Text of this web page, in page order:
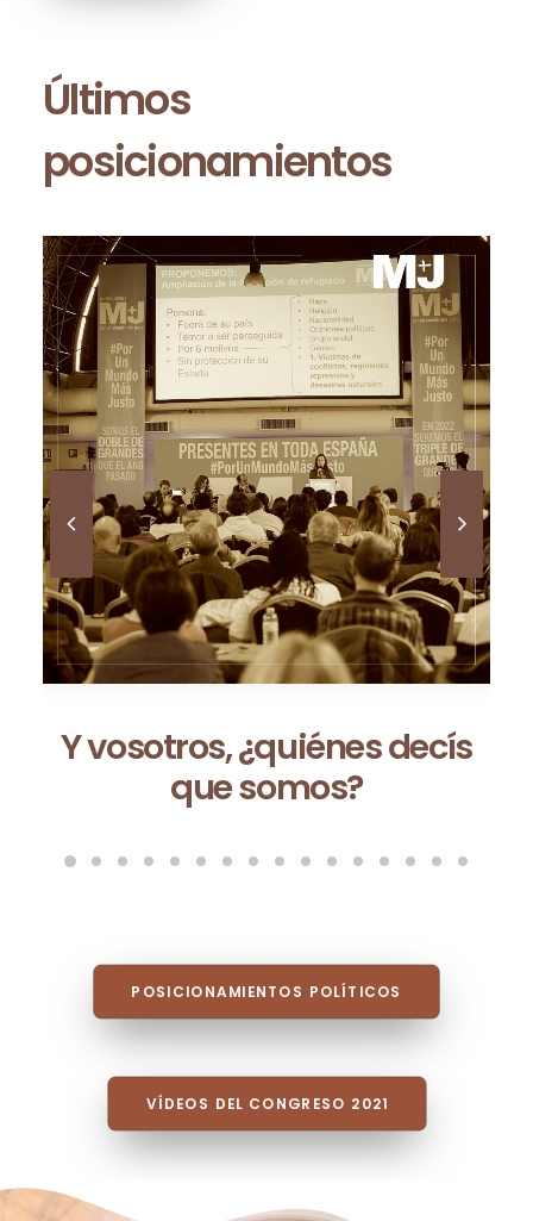
Últimos
posicionamientos
Ceuta no es una excepción:
es la consecuencia de un
vez que se repite
POSICIONAMIENTOS POLÍTICOS